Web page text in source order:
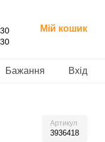
Мій кошик
Бажання Вхід
Артикул
3936418